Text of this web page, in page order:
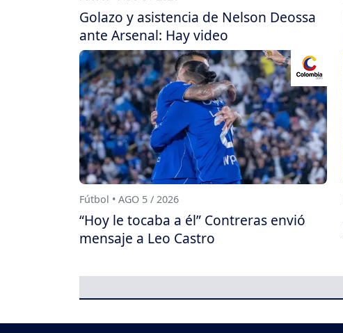
Golazo y asistencia de Nelson Deossa
ante Arsenal: Hay video
Fútbol • AGO 5 / 2026
“Hoy le tocaba a él” Contreras envió
mensaje a Leo Castro